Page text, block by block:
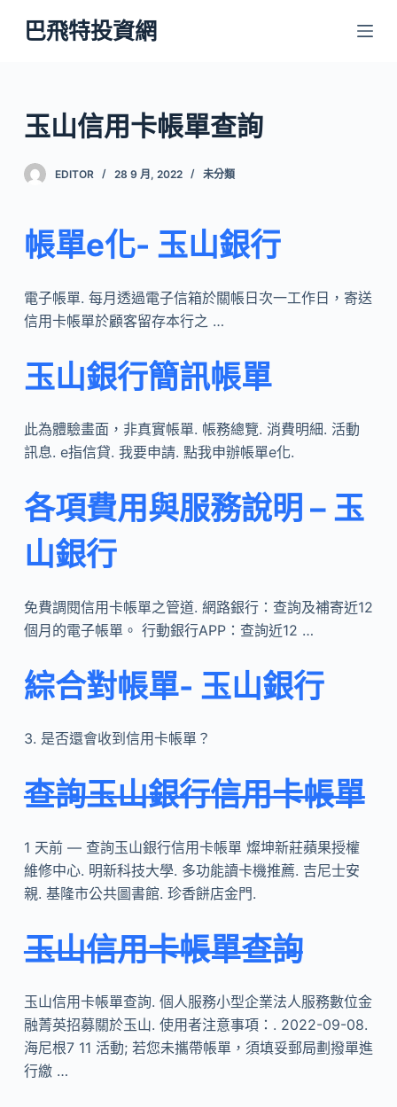
跳
至
內
容
巴飛特投資網
玉山信用卡帳單查詢
EDITOR 28 9 月, 2022 未分類
帳單e化- 玉山銀行
電子帳單. 每月透過電子信箱於關帳日次一工作日，寄送
信用卡帳單於顧客留存本行之 …
玉山銀行簡訊帳單
此為體驗畫面，非真實帳單. 帳務總覽. 消費明細. 活動
訊息. e指信貸. 我要申請. 點我申辦帳單e化.
各項費用與服務說明 – 玉
山銀行
免費調閱信用卡帳單之管道. 網路銀行：查詢及補寄近12
個月的電子帳單。 行動銀行APP：查詢近12 …
綜合對帳單- 玉山銀行
3. 是否還會收到信用卡帳單？
查詢玉山銀行信用卡帳單
1 天前 — 查詢玉山銀行信用卡帳單 燦坤新莊蘋果授權
維修中心. 明新科技大學. 多功能讀卡機推薦. 吉尼士安
親. 基隆市公共圖書館. 珍香餅店金門.
玉山信用卡帳單查詢
玉山信用卡帳單查詢. 個人服務小型企業法人服務數位金
融菁英招募關於玉山. 使用者注意事項：. 2022-09-08.
海尼根7 11 活動; 若您未攜帶帳單，須填妥郵局劃撥單進
行繳 …